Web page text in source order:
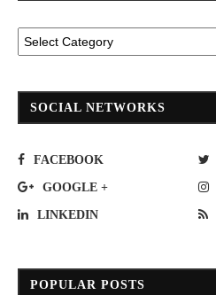
SOCIAL NETWORKS
FACEBOOK
GOOGLE +
LINKEDIN
POPULAR POSTS